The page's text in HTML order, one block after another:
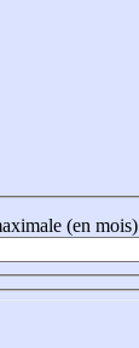
(en mois)